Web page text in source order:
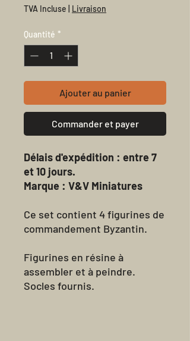
TVA Incluse Livraison
Quantité *
Ajouter au panier
Commander et payer
Délais d'expédition : entre 7
et 10 jours.
Marque : V&V Miniatures
Ce set contient 4 figurines de
commandement Byzantin.
Figurines en résine à
assembler et à peindre.
Socles fournis.